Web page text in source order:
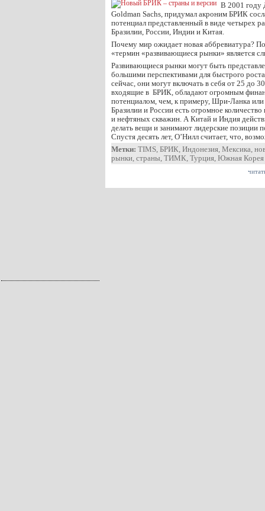
В 2001 году
Goldman Sachs, придумал акроним БРИК
потенциал представленный в виде четырех
Бразилии, России, Индии и Китая.
Почему мир ожидает новая аббревиатура?
«термин «развивающиеся рынки» является
Развивающиеся рынки могут быть
большими перспективами для быстрого
сейчас, они могут включать в себя от 25 до
входящие в БРИК, обладают огромным
потенциалом, чем, к примеру, Шри-Ланка
Бразилии и России есть огромное
и нефтяных скважин. А Китай и Индия
делать вещи и занимают лидерские позиции
Спустя десять лет, О’Нилл считает, что,
Метки: TIMS, БРИК, Индонезия, Мексика,
рынки, страны, ТИМК, Турция, Южная Корея